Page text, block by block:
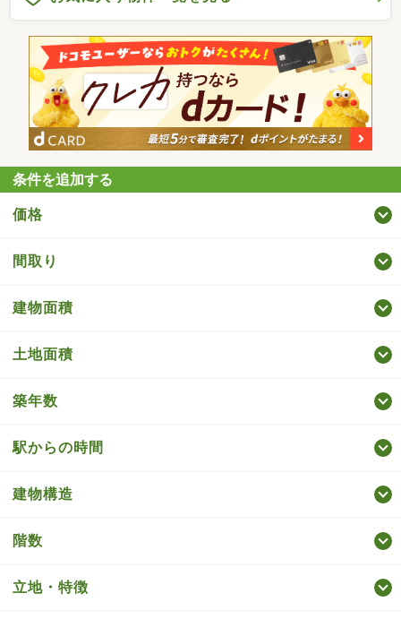
条件を追加する
価格
間取り
建物面積
土地面積
築年数
駅からの時間
建物構造
階数
立地・特徴